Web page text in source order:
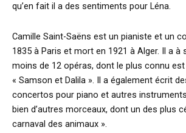
qu’en fait il a des sentiments pour Léna.
Camille Saint-Saëns est un pianiste et un
1835 à Paris et mort en 1921 à Alger. Il a à
moins de 12 opéras, dont le plus connu
« Samson et Dalila ». Il a également écrit
concertos pour piano et autres
bien d’autres morceaux, dont un des plus
carnaval des animaux ».